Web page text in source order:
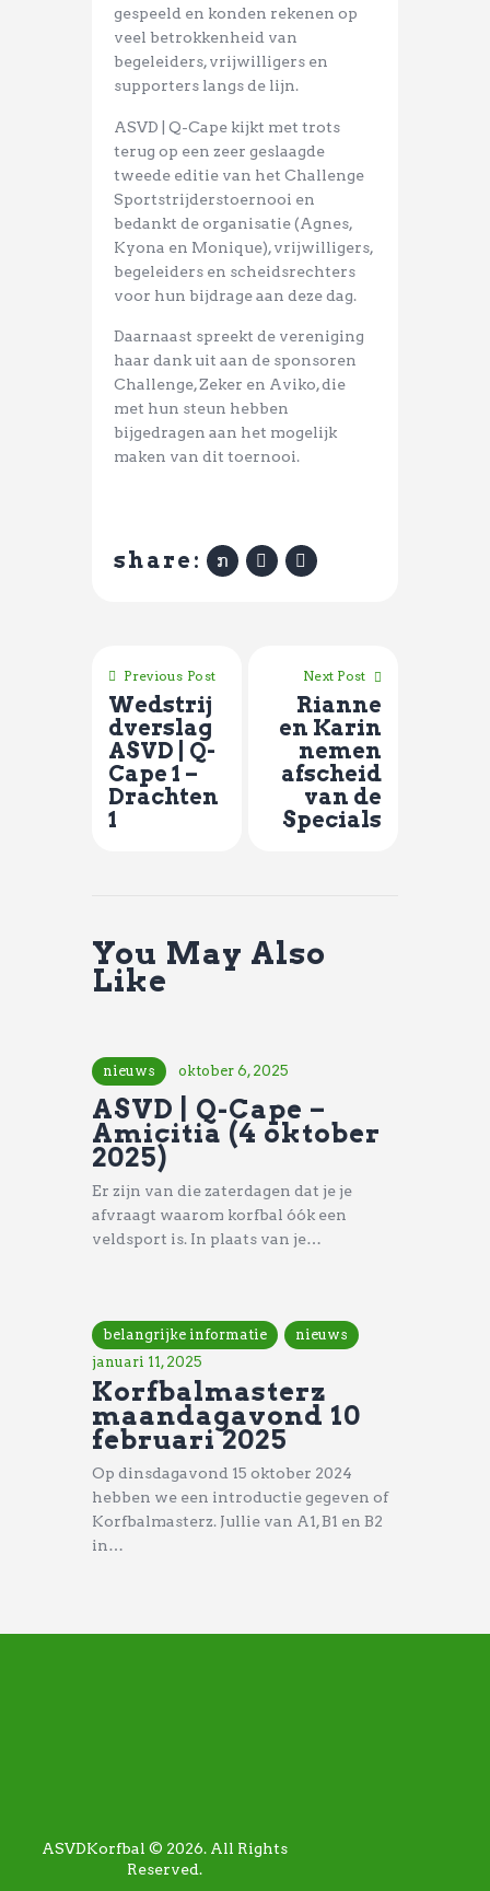
gespeeld en konden rekenen op
veel betrokkenheid van
begeleiders, vrijwilligers en
supporters langs de lijn.
ASVD | Q-Cape kijkt met trots
terug op een zeer geslaagde
tweede editie van het Challenge
Sportstrijderstoernooi en
bedankt de organisatie (Agnes,
Kyona en Monique), vrijwilligers,
begeleiders en scheidsrechters
voor hun bijdrage aan deze dag.
Daarnaast spreekt de vereniging
haar dank uit aan de sponsoren
Challenge, Zeker en Aviko, die
met hun steun hebben
bijgedragen aan het mogelijk
maken van dit toernooi.
share:
Previous Post
Wedstrij
dverslag
ASVD | Q-
Cape 1 –
Drachten
1
Next Post
Rianne
en Karin
nemen
afscheid
van de
Specials
You May Also
Like
nieuws oktober 6, 2025
ASVD | Q-Cape –
Amicitia (4 oktober
2025)
Er zijn van die zaterdagen dat je je
afvraagt waarom korfbal óók een
veldsport is. In plaats van je…
belangrijke informatie
nieuws
januari 11, 2025
Korfbalmasterz
maandagavond 10
februari 2025
Op dinsdagavond 15 oktober 2024
hebben we een introductie gegeven of
Korfbalmasterz. Jullie van A1, B1 en B2
in…
ASVDKorfbal © 2026. All Rights
Reserved.